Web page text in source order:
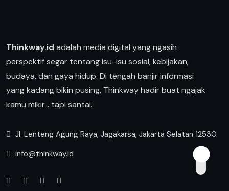
Thinkway.id adalah media digital yang ngasih
perspektif segar tentang isu-isu sosial, kebijakan,
budaya, dan gaya hidup. Di tengah banjir informasi
yang kadang bikin pusing, Thinkway hadir buat ngajak
kamu mikir… tapi santai.
Jl. Lenteng Agung Raya, Jagakarsa, Jakarta Selatan 12530
info@thinkway.id